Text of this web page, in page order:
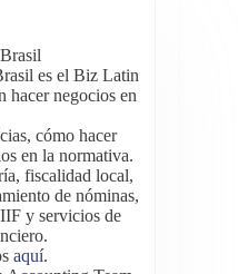
es el Biz Latin
hacer negocios en
cómo hacer
en la normativa.
fiscalidad local,
de nóminas,
y servicios de
aquí.